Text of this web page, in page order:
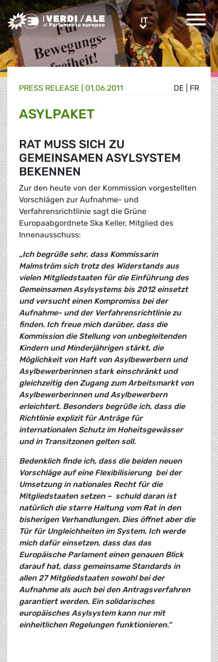
Greens/EFA Home ITIT
DE FR
PRESS RELEASE | 01.06.2011
ASYLPAKET
RAT MUSS SICH ZU
GEMEINSAMEN ASYLSYSTEM
BEKENNEN
Zur den heute von der Kommission vorgestellten
Vorschlägen zur Aufnahme- und
Verfahrensrichtlinie sagt die Grüne
Europaabgordnete Ska Keller, Mitglied des
Innenausschuss:
„Ich begrüße sehr, dass Kommissarin
Malmström sich trotz des Widerstands aus
vielen Mitgliedstaaten für die Einführung des
Gemeinsamen Asylsystems bis 2012 einsetzt
und versucht einen Kompromiss bei der
Aufnahme- und der Verfahrensrichtlinie zu
finden. Ich freue mich darüber, dass die
Kommission die Stellung von unbegleitenden
Kindern und Minderjährigen stärkt, die
Möglichkeit von Haft von Asylbewerbern und
Asylbewerberinnen stark einschränkt und
gleichzeitig den Zugang zum Arbeitsmarkt von
Asylbewerberinnen und Asylbewerbern
erleichtert. Besonders begrüße ich, dass die
Richtlinie explizit für Anträge für
internationalen Schutz im Hoheitsgewässer
und in Transitzonen gelten soll.
Bedenklich finde ich, dass die beiden neuen
Vorschläge auf eine Flexibilisierung bei der
Umsetzung in nationales Recht für die
Mitgliedstaaten setzen – schuld daran ist
natürlich die starre Haltung vom Rat in den
bisherigen Verhandlungen. Dies öffnet aber die
Tür für Ungleichheiten im System. Ich werde
mich dafür einsetzen, dass das das
Europäische Parlament einen genauen Blick
darauf hat, dass gemeinsame Standards in
allen 27 Mitgliedstaaten sowohl bei der
Aufnahme als auch bei den Antragsverfahren
garantiert werden. Ein solidarisches
europäisches Asylsystem kann nur mit
einheitlichen Regelungen funktionieren.“